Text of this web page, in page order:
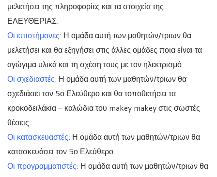
μελετήσει της πληροφορίες και τα στοιχεία της
ΕΛΕΥΘΕΡΙΑΣ.
Οι επιστήμονες: Η ομάδα αυτή των μαθητών/τριων θα
μελετήσει και θα εξηγήσει στις άλλες ομάδες ποια είναι τα
αγώγιμα υλικά και τη σχέση τους με τον ηλεκτρισμό.
Οι σχεδιαστές: Η ομάδα αυτή των μαθητών/τριων θα
σχεδιάσει τον 5ο Ελεύθερο και θα τοποθετήσει τα
κροκοδειλάκια – καλώδια του makey makey στις σωστές
θέσεις.
Οι κατασκευαστές: Η ομάδα αυτή των μαθητών/τριων θα
κατασκευάσει τον 5ο Ελεύθερο.
Οι προγραμματιστές: Η ομάδα αυτή των μαθητών/τριων θα